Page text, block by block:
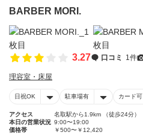
BARBER MORI.
3.27 口コミ 1件
理容室・床屋
日祝OK 駐車場有 カード可
アクセス
名取駅から1.9km （徒歩24分）
本日の営業状況 9:00〜19:00
価格帯
￥500〜￥12,420